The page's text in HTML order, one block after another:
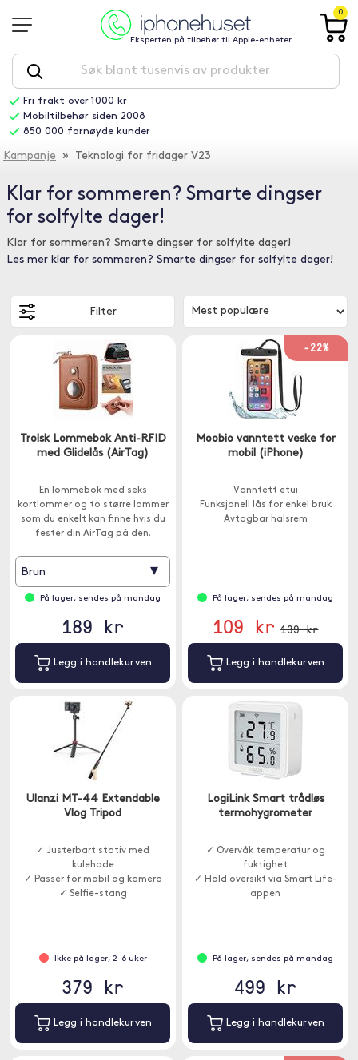
Eksperten på tilbehør til Apple-enheter
0
Fri frakt over 1000 kr
Mobiltilbehør siden 2008
850 000 fornøyde kunder
Kampanje » Teknologi for fridager V23
Klar for sommeren? Smarte dingser
for solfylte dager!
Klar for sommeren? Smarte dingser for solfylte dager!
Les mer klar for sommeren? Smarte dingser for solfylte dager!
Filter
Trolsk Lommebok Anti-RFID
med Glidelås (AirTag)
En lommebok med seks
kortlommer og to større lommer
som du enkelt kan finne hvis du
fester din AirTag på den.
Brun ▾
På lager, sendes på mandag
189 kr
Legg i handlekurven
-22%
Moobio vanntett veske for
mobil (iPhone)
Vanntett etui
Funksjonell lås for enkel bruk
Avtagbar halsrem
På lager, sendes på mandag
109 kr 139 kr
Legg i handlekurven
Ulanzi MT-44 Extendable
Vlog Tripod
✓ Justerbart stativ med
kulehode
✓ Passer for mobil og kamera
✓ Selfie-stang
Ikke på lager, 2-6 uker
379 kr
Legg i handlekurven
LogiLink Smart trådløs
termohygrometer
✓ Overvåk temperatur og
fuktighet
✓ Hold oversikt via Smart Life-
appen
På lager, sendes på mandag
499 kr
Legg i handlekurven